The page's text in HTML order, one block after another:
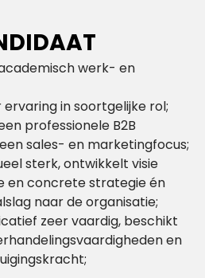
werk- en
in soortgelijke rol;
professionele B2B
sales- en marketingfocus;
sterk, ontwikkelt visie
en concrete strategie én
naar de organisatie;
zeer vaardig, beschikt
en